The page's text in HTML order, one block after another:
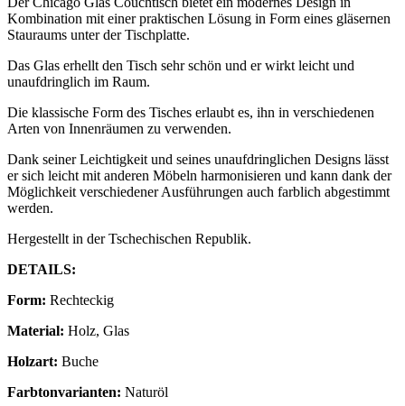
Kombination mit einer praktischen Lösung in Form eines gläsernen
Stauraums unter der Tischplatte.
Das Glas erhellt den Tisch sehr schön und er wirkt leicht und
unaufdringlich im Raum.
Die klassische Form des Tisches erlaubt es, ihn in verschiedenen
Arten von Innenräumen zu verwenden.
Dank seiner Leichtigkeit und seines unaufdringlichen Designs lässt
er sich leicht mit anderen Möbeln harmonisieren und kann dank der
Möglichkeit verschiedener Ausführungen auch farblich abgestimmt
werden.
Hergestellt in der Tschechischen Republik.
DETAILS:
Form: Rechteckig
Material: Holz, Glas
Holzart: Buche
Farbtonvarianten: Naturöl